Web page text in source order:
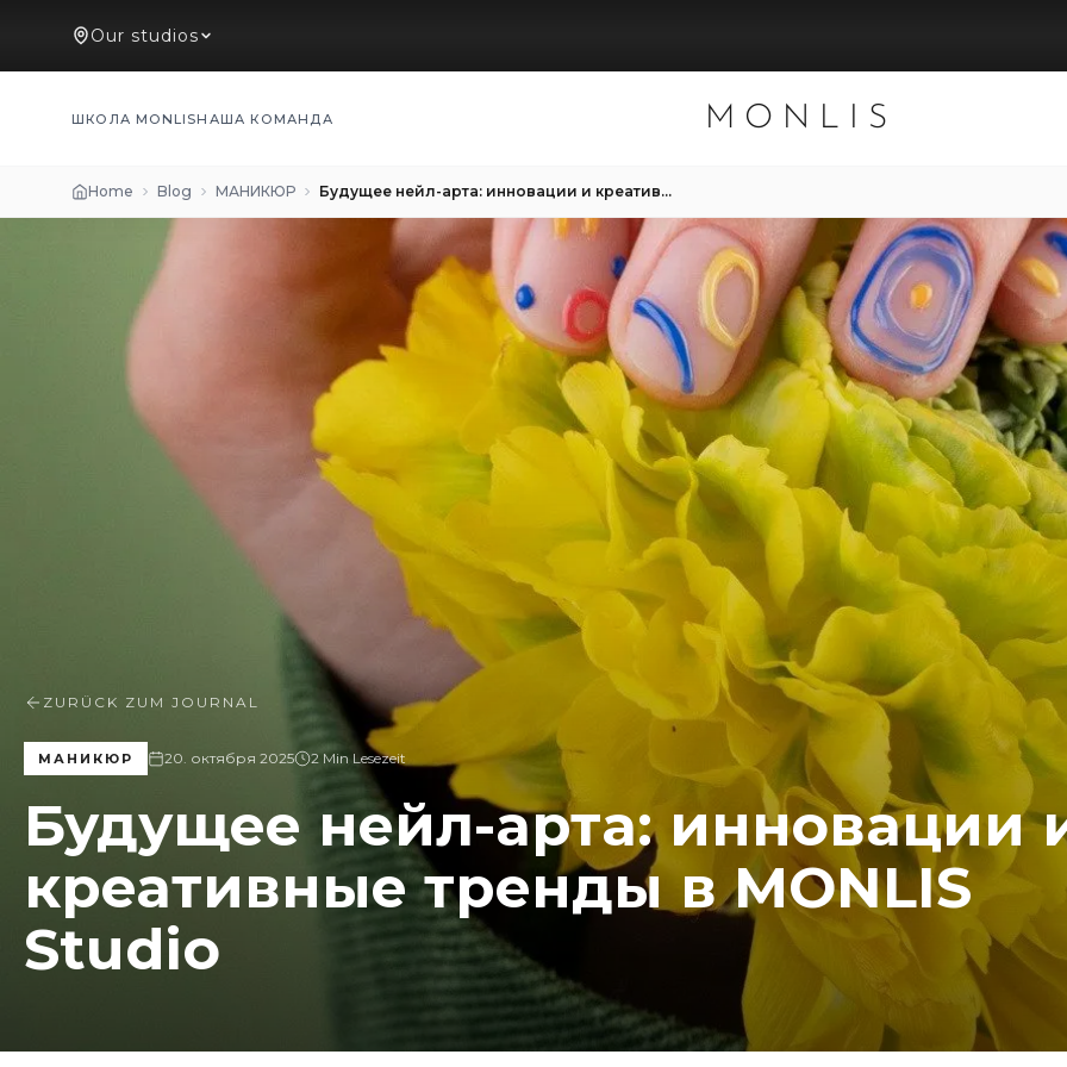
Our studios
ШКОЛА MONLISНАША КОМАНДА MONLIS
Home Blog МАНИКЮР Будущее нейл-арта: инновации и креативные тренды в MONLIS Studio
ZURÜCK ZUM JOURNAL
МАНИКЮР 20. октября 2025 2 Min Lesezeit
Будущее нейл-арта: инновации
креативные тренды в MONLIS
Studio